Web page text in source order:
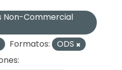
Non-Commercial
Formatos:
ODS